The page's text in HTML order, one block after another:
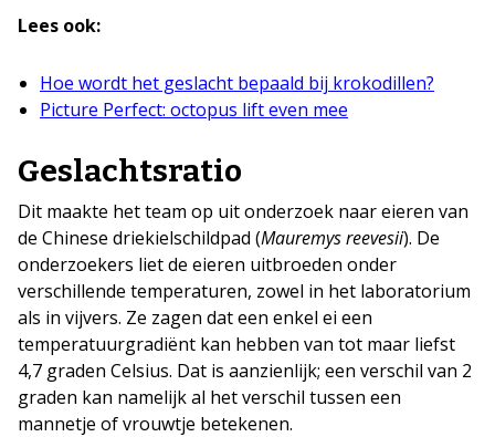
Lees ook:
Hoe wordt het geslacht bepaald bij krokodillen?
Picture Perfect: octopus lift even mee
Geslachtsratio
Dit maakte het team op uit onderzoek naar eieren van
de Chinese driekielschildpad (Mauremys reevesii). De
onderzoekers liet de eieren uitbroeden onder
verschillende temperaturen, zowel in het laboratorium
als in vijvers. Ze zagen dat een enkel ei een
temperatuurgradiënt kan hebben van tot maar liefst
4,7 graden Celsius. Dat is aanzienlijk; een verschil van 2
graden kan namelijk al het verschil tussen een
mannetje of vrouwtje betekenen.